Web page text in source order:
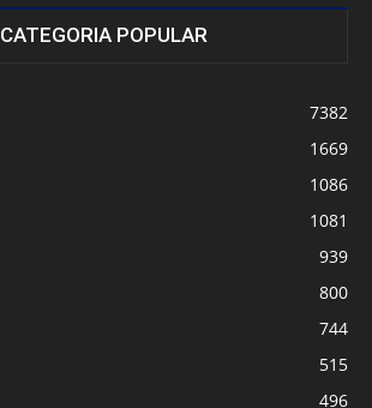
CATEGORIA POPULAR
7382
1669
1086
1081
939
800
744
515
496